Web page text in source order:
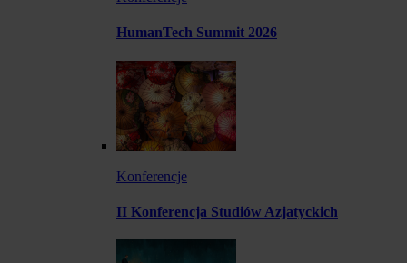
HumanTech Summit 2026
Konferencje
II Konferencja Studiów Azjatyckich